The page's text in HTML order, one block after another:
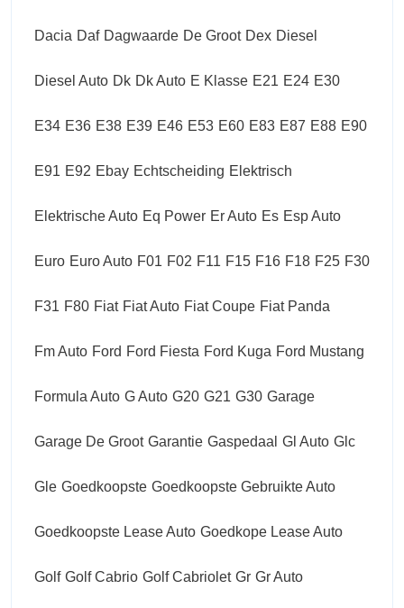
Dacia Daf Dagwaarde De Groot Dex Diesel
Diesel Auto Dk Dk Auto E Klasse E21 E24 E30
E34 E36 E38 E39 E46 E53 E60 E83 E87 E88 E90
E91 E92 Ebay Echtscheiding Elektrisch
Elektrische Auto Eq Power Er Auto Es Esp Auto
Euro Euro Auto F01 F02 F11 F15 F16 F18 F25 F30
F31 F80 Fiat Fiat Auto Fiat Coupe Fiat Panda
Fm Auto Ford Ford Fiesta Ford Kuga Ford Mustang
Formula Auto G Auto G20 G21 G30 Garage
Garage De Groot Garantie Gaspedaal Gl Auto Glc
Gle Goedkoopste Goedkoopste Gebruikte Auto
Goedkoopste Lease Auto Goedkope Lease Auto
Golf Golf Cabrio Golf Cabriolet Gr Gr Auto